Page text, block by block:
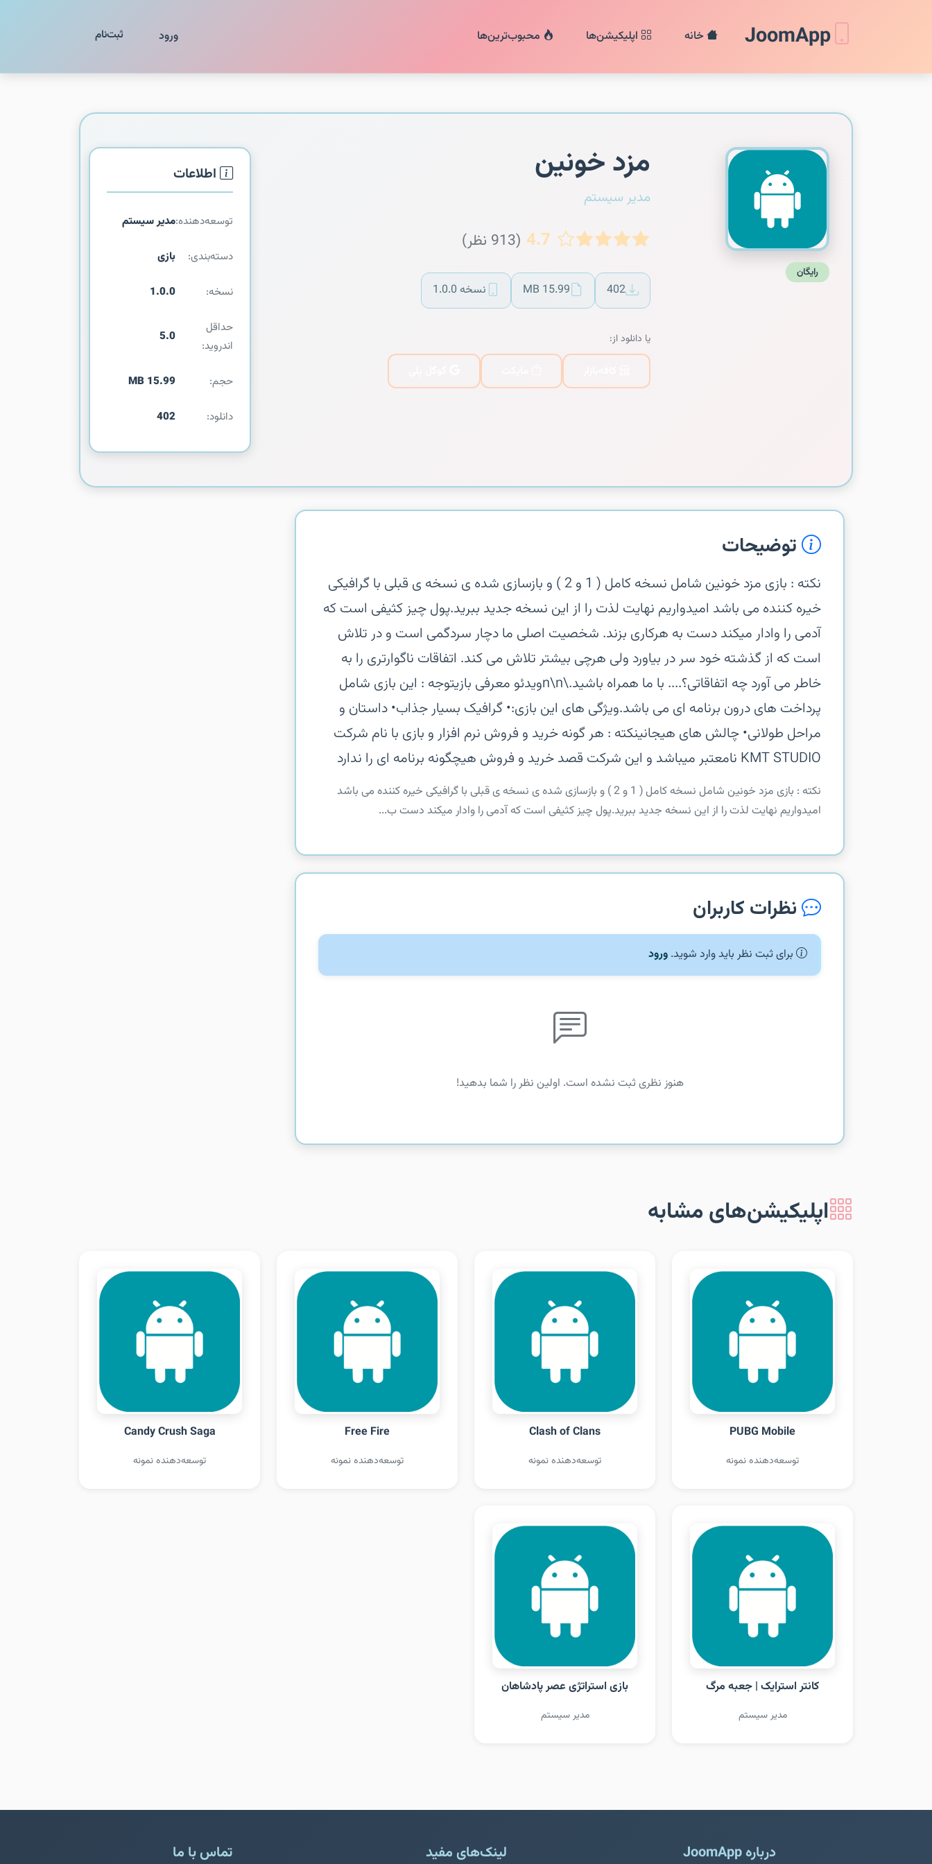
JoomApp خانه اپلیکیشن‌ها محبوب‌ترین‌ها ورود ثبت‌نام
رایگان
مزد خونین
مدیر سیستم
4.7 (913 نظر)
402
15.99 MB نسخه 1.0.0
یا دانلود از:
اطلاعات
توسعه‌دهنده:مدیر سیستم
دسته‌بندی: بازی
نسخه: 1.0.0
حداقل
اندروید:
5.0
حجم: 15.99 MB
دانلود: 402
توضیحات
‏‏نکته : بازی مزد خونین شامل نسخه کامل ( 1 و 2 ) و بازسازی شده ی نسخه ی قبلی با گرافیکی
خیره کننده می باشد امیدواریم نهایت لذت را از این نسخه جدید ببرید.‏پول چیز کثیفی است که
آدمی را وادار میکند دست به هرکاری بزند. شخصیت اصلی ما دچار سردگمی است و در تلاش
است که از گذشته خود سر در بیاورد ولی هرچی بیشتر تلاش می کند. اتفاقات ناگوارتری را به
خاطر می آورد چه اتفاقاتی؟.... با ما همراه باشید.\n\nویدئو معرفی بازی‏‏‏توجه : این بازی شامل
پرداخت های درون برنامه ای می باشد.‏ویژگی های این بازی:‏• گرافیک بسیار جذاب‏• داستان و
مراحل طولانی‏• چالش های هیجانی‏نکته : هر گونه خرید و فروش نرم افزار و بازی با نام شرکت
KMT STUDIO نامعتبر میباشد و این شرکت قصد خرید و فروش هیچگونه برنامه ای را ندارد
‏‏نکته : بازی مزد خونین شامل نسخه کامل ( 1 و 2 ) و بازسازی شده ی نسخه ی قبلی با گرافیکی خیره کننده می باشد
امیدواریم نهایت لذت را از این نسخه جدید ببرید.‏پول چیز کثیفی است که آدمی را وادار میکند دست ب...
نظرات کاربران
برای ثبت نظر باید وارد شوید. ورود
هنوز نظری ثبت نشده است. اولین نظر را شما بدهید!
اپلیکیشن‌های مشابه
PUBG Mobile
توسعه‌دهنده نمونه
Clash of Clans
توسعه‌دهنده نمونه
Free Fire
توسعه‌دهنده نمونه
Candy Crush Saga
توسعه‌دهنده نمونه
کانتر استرایک | جعبه مرگ
مدیر سیستم
بازی استراتژی عصر پادشاهان
مدیر سیستم
درباره JoomApp لینک‌های مفید تماس با ما